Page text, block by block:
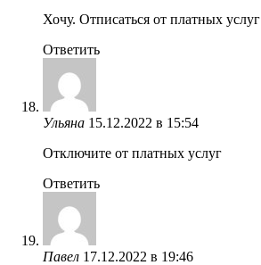
Хочу. Отписаться от платных услуг
Ответить
Ульяна 15.12.2022 в 15:54
Отключите от платных услуг
Ответить
Павел 17.12.2022 в 19:46